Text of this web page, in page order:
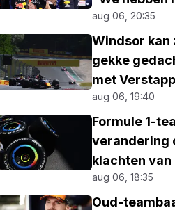
aug 06, 20:35
Windsor kan
gekke
met
aug 06, 19:40
Formule 1-
verandering
klachten
aug 06, 18:35
Oud-